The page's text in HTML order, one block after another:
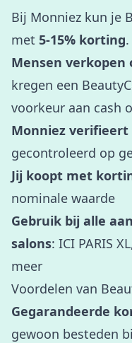
Bij Monniez kun je
met 5-15% korting
Mensen
kregen een
voorkeur aan cash
Monniez verifieert
gecontroleerd op
Jij koopt met
nominale waarde
Gebruik bij alle
salons: ICI PARIS
meer
Voordelen van
Gegarandeerde
gewoon besteden